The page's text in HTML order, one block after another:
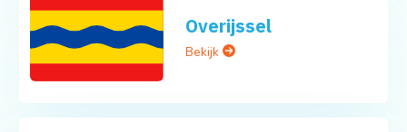
Overijssel
Bekijk